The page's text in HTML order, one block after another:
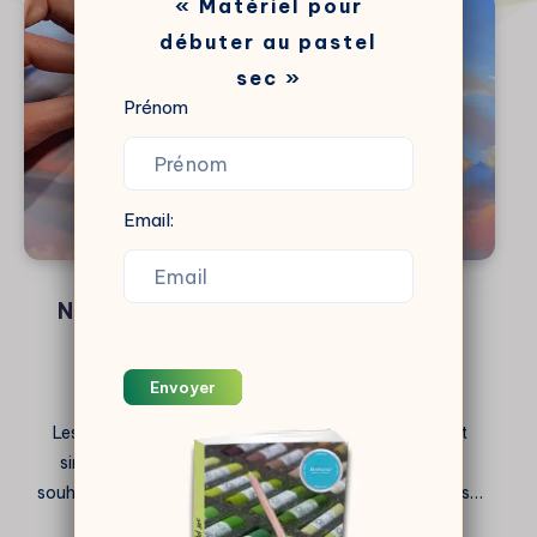
Nuages au pastel sec : Améliorer leur
By
Les nuages au pastel sec peuvent être extrêmement
simples ou terriblement complexes selon les effets
souhaités. Dans cette vidéo, je vous guide à travers les…
« Matériel pour
débuter au pastel
sec »
Prénom
Email:
Envoyer